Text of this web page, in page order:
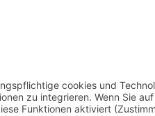
JFV BiNoWa, 0:4 gegen